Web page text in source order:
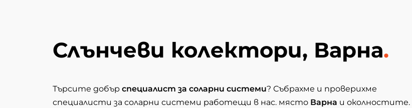
Слънчеви колектори, Варна.
Търсите добърспециалист за соларни системи? Събрахме и проверихме
специалисти за соларни системи работещи в нас. място Варна и околностите.